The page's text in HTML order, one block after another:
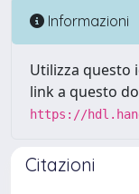
Informazioni
Utilizza questo
link a questo
https://
Citazioni